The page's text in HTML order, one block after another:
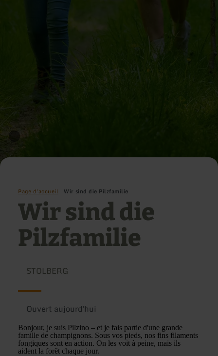
Page d'accueil Wir sind die Pilzfamilie
Wir sind die
Pilzfamilie
STOLBERG
Ouvert aujourd'hui
Bonjour, je suis Pilzino – et je fais partie d'une grande
famille de champignons. Sous vos pieds, nos fins filaments
fongiques sont en action. On les voit à peine, mais ils
aident la forêt chaque jour.